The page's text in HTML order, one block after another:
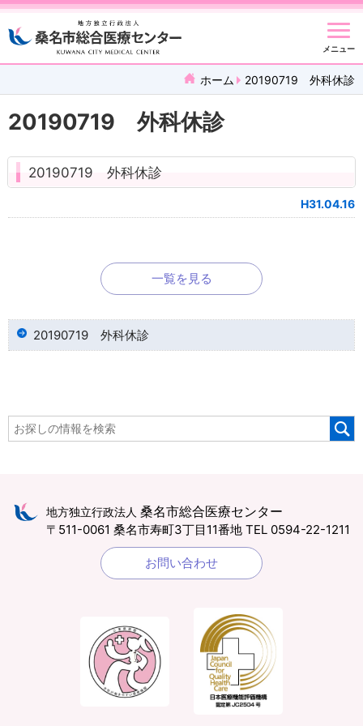
メニュー
ホーム 20190719 外科休診
20190719 外科休診
20190719 外科休診
H31.04.16
一覧を見る
20190719 外科休診
地方独立行政法人 桑名市総合医療センター
〒511-0061 桑名市寿町3丁目11番地 TEL 0594-22-1211
お問い合わせ